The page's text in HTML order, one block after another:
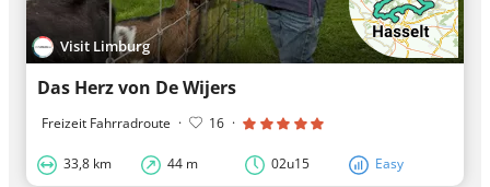
Visit Limburg
Das Herz von De Wijers
Freizeit Fahrradroute · 16 ·
33,8 km 44 m 02u15 Easy